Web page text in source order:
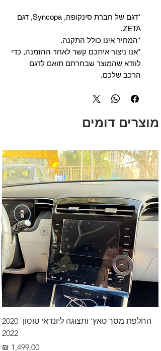
*דגם של חברת סינקופה, Syncopa, דגם
ZETA.
*המחיר אינו כולל התקנה.
*אנו ניצור איתכם קשר לאחר ההזמנה, כדי
לוודא שהמוצר שבחרתם תואם לדגם
הרכב שלכם.
מוצרים דומים
החלפת מסך טאץ' ותצוגה ליונדאי טוסון 2020-
2022
מחיר